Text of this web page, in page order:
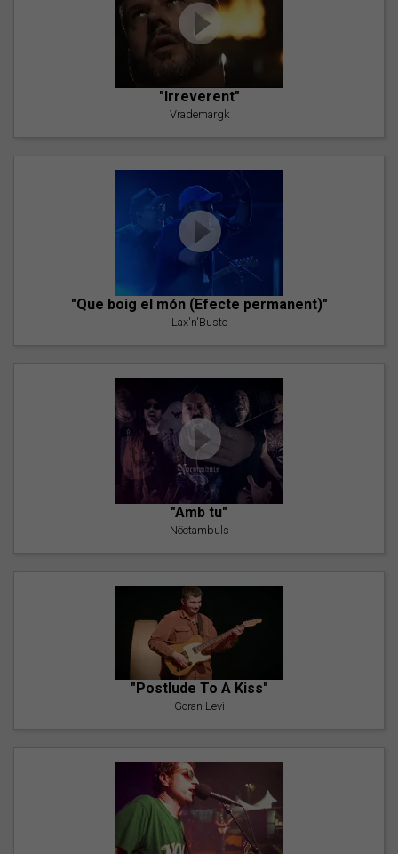
"Irreverent"
Vrademargk
"Que boig el món (Efecte permanent)"
Lax'n'Busto
"Amb tu"
Nöctambuls
"Postlude To A Kiss"
Goran Levi